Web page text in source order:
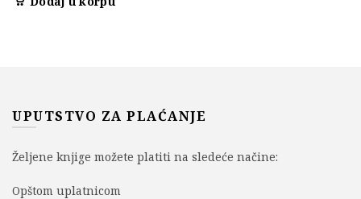
UPUTSTVO ZA PLAĆANJE
Željene knjige možete platiti na sledeće načine:
Opštom uplatnicom